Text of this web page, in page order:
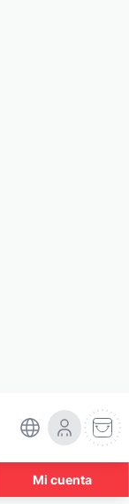
Mi cuenta